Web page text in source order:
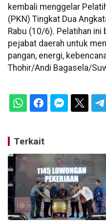
kembali menggelar
(PKN) Tingkat Dua
Rabu (10/6). Pelatihan
pejabat daerah untuk
pangan, energi,
Thohir/Andi Bagasela/
Terkait